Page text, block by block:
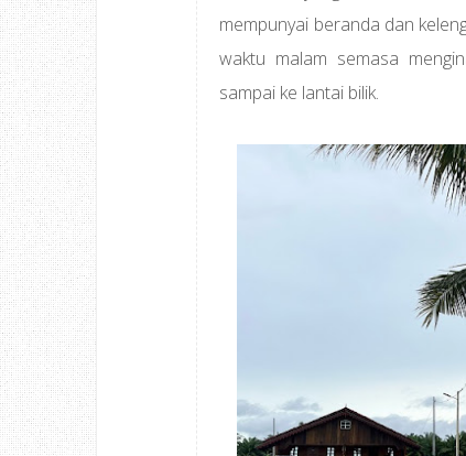
mempunyai beranda dan
waktu malam semasa
sampai ke lantai bilik.